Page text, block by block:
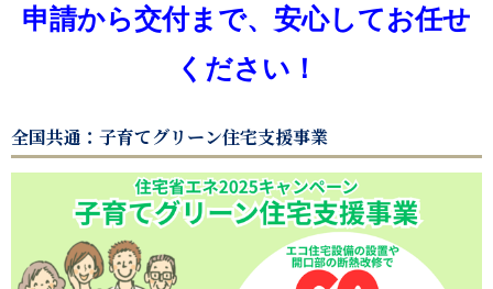
対応
窓リフォーム（内窓・窓交換・断熱窓）
内窓リフォーム
玄関ドアリフォーム
防犯対策リフォーム
申請から交付まで、安心してお任せ
ください！
全国共通：子育てグリーン住宅支援事業